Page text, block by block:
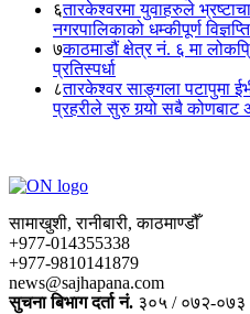
६तारकेश्वरमा युवाहरुले
नगरपालिकाको धम्कीपूर्ण विज्ञप्ति
७काठमाडौं क्षेत्र नं. ६ मा
प्रतिस्पर्धा
८तारकेश्वर साङ्गला पटापुमा
प्रहरीले सुरु गर्‍यो सबै कोणबाट
सामाखुशी, रानीबारी, काठमाण्डौँ
+977-014355338
+977-9810141879
news@sajhapana.com
सुचना बिभाग दर्ता नं. ३०५ / ०७२-०७३